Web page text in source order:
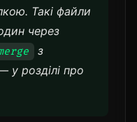
Такі файли
через
з
у розділі про